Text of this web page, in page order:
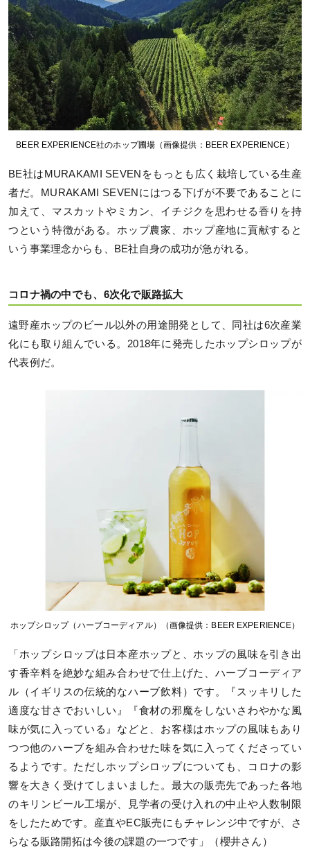
BEER EXPERIENCE社のホップ圃場（画像提供：BEER EXPERIENCE）
BE社はMURAKAMI SEVENをもっとも広く栽培している生産
者だ。MURAKAMI SEVENにはつる下げが不要であることに
加えて、マスカットやミカン、イチジクを思わせる香りを持
つという特徴がある。ホップ農家、ホップ産地に貢献すると
いう事業理念からも、BE社自身の成功が急がれる。
コロナ禍の中でも、6次化で販路拡大
遠野産ホップのビール以外の用途開発として、同社は6次産業
化にも取り組んでいる。2018年に発売したホップシロップが
代表例だ。
ホップシロップ（ハーブコーディアル）（画像提供：BEER EXPERIENCE）
「ホップシロップは日本産ホップと、ホップの風味を引き出
す香辛料を絶妙な組み合わせで仕上げた、ハーブコーディア
ル（イギリスの伝統的なハーブ飲料）です。『スッキリした
適度な甘さでおいしい』『食材の邪魔をしないさわやかな風
味が気に入っている』などと、お客様はホップの風味もあり
つつ他のハーブを組み合わせた味を気に入ってくださってい
るようです。ただしホップシロップについても、コロナの影
響を大きく受けてしまいました。最大の販売先であった各地
のキリンビール工場が、見学者の受け入れの中止や人数制限
をしたためです。産直やEC販売にもチャレンジ中ですが、さ
らなる販路開拓は今後の課題の一つです」（櫻井さん）